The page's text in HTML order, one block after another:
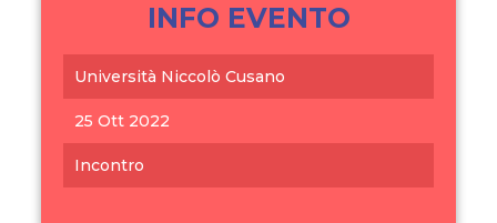
INFO EVENTO
Università Niccolò Cusano
25 Ott 2022
Incontro